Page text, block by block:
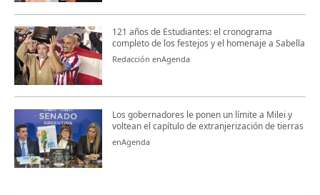
121 años de Estudiantes: el cronograma
completo de los festejos y el homenaje a Sabella
Redacción enAgenda
Los gobernadores le ponen un límite a Milei y
voltean el capítulo de extranjerización de tierras
enAgenda